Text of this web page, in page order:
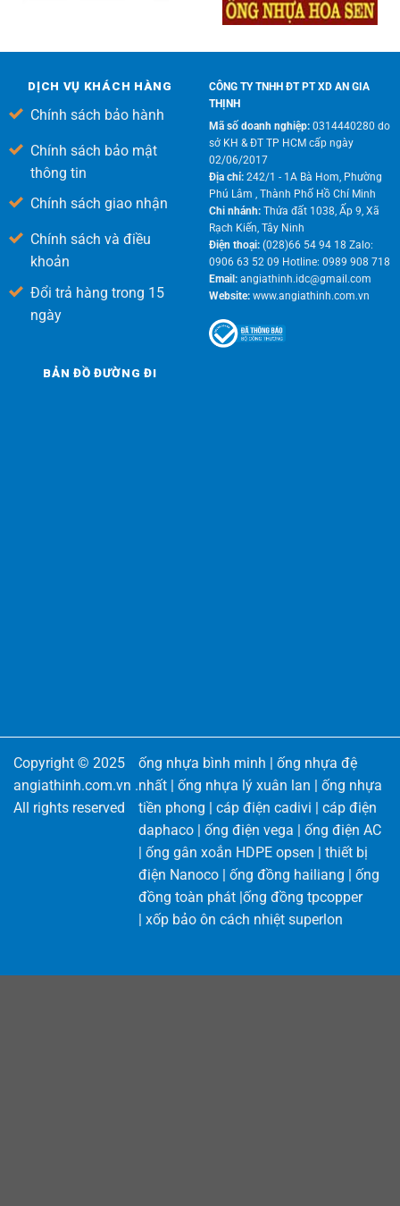
DỊCH VỤ KHÁCH HÀNG
Chính sách bảo hành
Chính sách bảo mật
thông tin
Chính sách giao nhận
Chính sách và điều
khoản
Đổi trả hàng trong 15
ngày
CÔNG TY TNHH ĐT PT XD AN GIA
THỊNH
Mã số doanh nghiệp:0314440280 do
sở KH & ĐT TP HCM cấp ngày
02/06/2017
Địa chỉ:242/1 - 1A Bà Hom, Phường
Phú Lâm , Thành Phố Hồ Chí Minh
Chi nhánh: Thửa đất 1038, Ấp 9, Xã
Rạch Kiến, Tây Ninh
Điện thoại:(028)66 54 94 18 Zalo:
0906 63 52 09 Hotline: 0989 908 718
Email:angiathinh.idc@gmail.com
Website:www.angiathinh.com.vn
BẢN ĐỒ ĐƯỜNG ĐI
Copyright © 2025
angiathinh.com.vn .
All rights reserved
ống nhựa bình minh | ống nhựa đệ
nhất | ống nhựa lý xuân lan | ống nhựa
tiền phong | cáp điện cadivi | cáp điện
daphaco | ống điện vega | ống điện AC
| ống gân xoắn HDPE opsen | thiết bị
điện Nanoco | ống đồng hailiang | ống
đồng toàn phát |ống đồng tpcopper
| xốp bảo ôn cách nhiệt superlon